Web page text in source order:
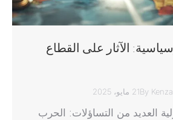
الآثار على القطاع
By21 مايو، 2025
العديد من التساؤلات: الحرب